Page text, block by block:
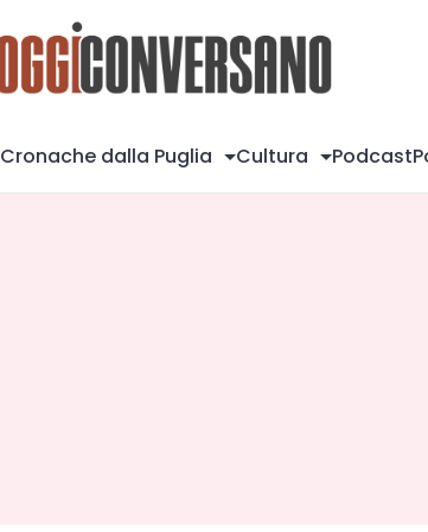
Cronache dalla Puglia Cultura Podcast